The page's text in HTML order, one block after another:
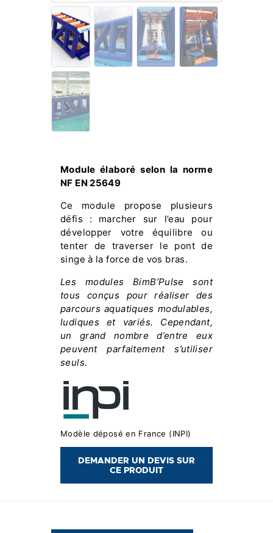
Module élaboré selon la norme
NF EN 25649
Ce module propose plusieurs
défis : marcher sur l’eau pour
développer votre équilibre ou
tenter de traverser le pont de
singe à la force de vos bras.
Les modules BimB’Pulse sont
tous conçus pour réaliser des
parcours aquatiques modulables,
ludiques et variés. Cependant,
un grand nombre d’entre eux
peuvent parfaitement s’utiliser
seuls.
Modèle déposé en France (INPI)
DEMANDER UN DEVIS SUR
CE PRODUIT